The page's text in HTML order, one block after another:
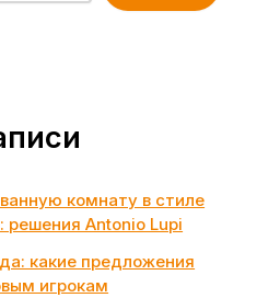
комнату в стиле
Antonio Lupi
какие предложения
игрокам